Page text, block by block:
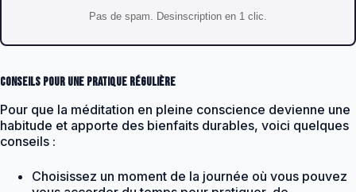
Pas de spam. Desinscription en 1 clic.
Conseils pour une pratique régulière
Pour que la méditation en pleine conscience devienne une
habitude et apporte des bienfaits durables, voici quelques
conseils :
Choisissez un moment de la journée où vous pouvez